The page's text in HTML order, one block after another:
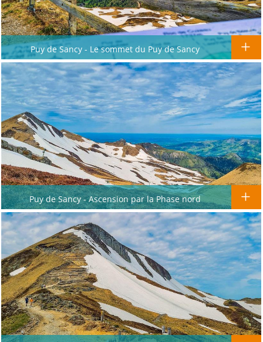
Puy de Sancy - Le sommet du Puy de Sancy
Puy de Sancy - Ascension par la Phase nord